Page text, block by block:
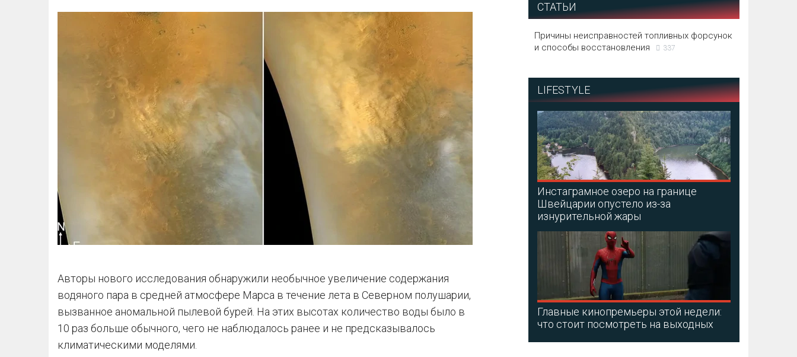
Авторы нового исследования обнаружили необычное увеличение содержания
водяного пара в средней атмосфере Марса в течение лета в Северном полушарии,
вызванное аномальной пылевой бурей. На этих высотах количество воды было в
10 раз больше обычного, чего не наблюдалось ранее и не предсказывалось
климатическими моделями.
СТАТЬИ
Причины неисправностей топливных форсунок
и способы восстановления
337
LIFESTYLE
Инстаграмное озеро на границе
Швейцарии опустело из-за
изнурительной жары
Главные кинопремьеры этой недели:
что стоит посмотреть на выходных